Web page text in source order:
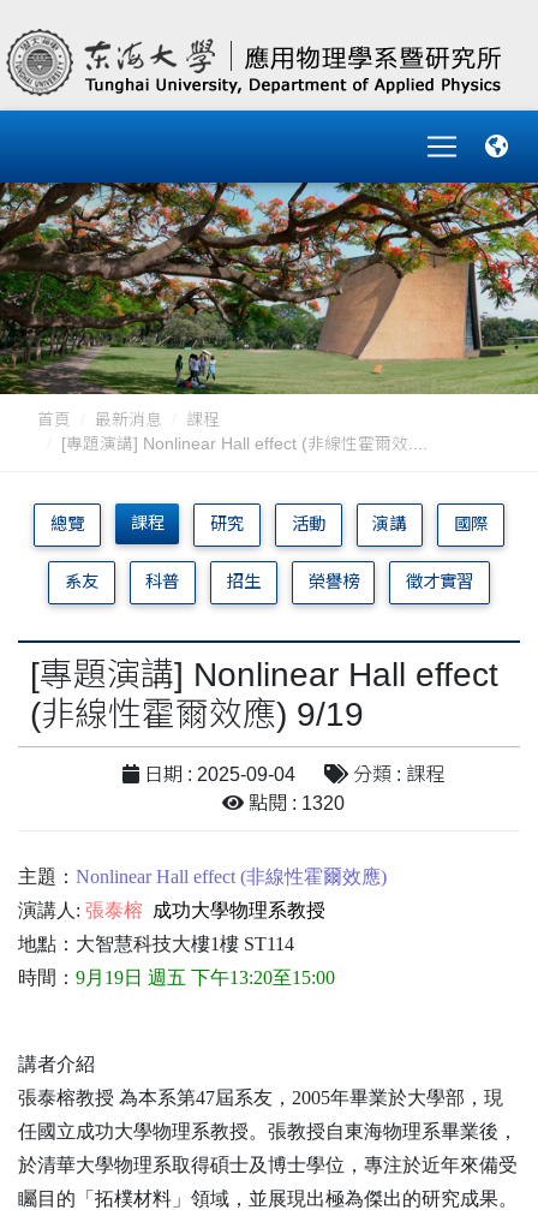
首頁 最新消息
課程
[專題演講] Nonlinear Hall effect (非線性霍爾效....
總覽 課程 研究 活動 演講 國際
系友 科普 招生 榮譽榜 徵才實習
[專題演講] Nonlinear Hall effect
(非線性霍爾效應) 9/19
日期 : 2025-09-04
分類 : 課程
點閱 : 1320
主題： Nonlinear Hall effect (非線性霍爾效應)
演講人: 張泰榕
成功大學物理系教授
地點：大智慧科技大樓1樓 ST114
時間： 9月19日 週五 下午13:20至15:00
講者介紹
張泰榕教授 為本系第47屆系友，2005年畢業於大學部，現
任國立成功大學物理系教授。張教授自東海物理系畢業後，
於清華大學物理系取得碩士及博士學位，專注於近年來備受
矚目的「拓樸材料」領域，並展現出極為傑出的研究成果。